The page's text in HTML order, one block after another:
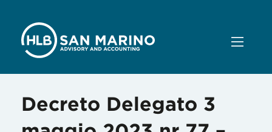
Decreto Delegato 3